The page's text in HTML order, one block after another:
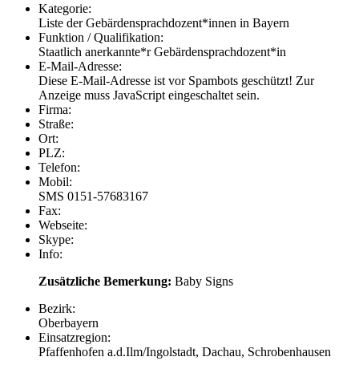
Kategorie:
Liste der Gebärdensprachdozent*innen in Bayern
Funktion / Qualifikation:
Staatlich anerkannte*r Gebärdensprachdozent*in
E-Mail-Adresse:
Diese E-Mail-Adresse ist vor Spambots geschützt! Zur
Anzeige muss JavaScript eingeschaltet sein.
Firma:
Straße:
Ort:
PLZ:
Telefon:
Mobil:
SMS 0151-57683167
Fax:
Webseite:
Skype:
Info:
Zusätzliche Bemerkung: Baby Signs
Bezirk:
Oberbayern
Einsatzregion:
Pfaffenhofen a.d.Ilm/Ingolstadt, Dachau, Schrobenhausen